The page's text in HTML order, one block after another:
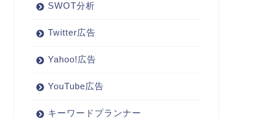
SWOT分析
Twitter広告
Yahoo!広告
YouTube広告
キーワードプランナー